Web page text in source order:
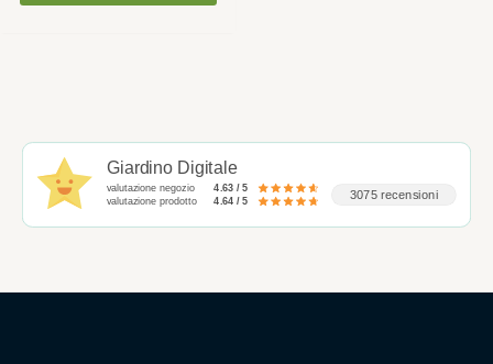
Giardino Digitale
valutazione negozio
4.63 / 5
valutazione prodotto
4.64 / 5 3075 recensioni